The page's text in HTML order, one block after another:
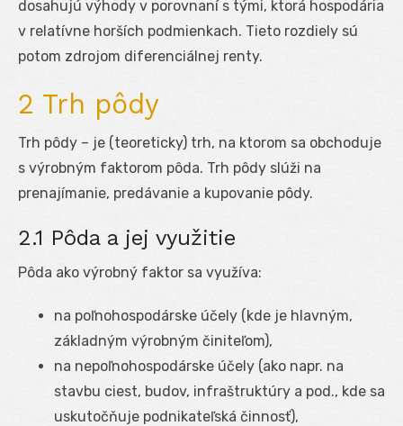
dosahujú výhody v porovnaní s tými, ktorá hospodária
v relatívne horších podmienkach. Tieto rozdiely sú
potom zdrojom diferenciálnej renty.
2 Trh pôdy
Trh pôdy – je (teoreticky) trh, na ktorom sa obchoduje
s výrobným faktorom pôda. Trh pôdy slúži na
prenajímanie, predávanie a kupovanie pôdy.
2.1 Pôda a jej využitie
Pôda ako výrobný faktor sa využíva:
na poľnohospodárske účely (kde je hlavným,
základným výrobným činiteľom),
na nepoľnohospodárske účely (ako napr. na
stavbu ciest, budov, infraštruktúry a pod., kde sa
uskutočňuje podnikateľská činnosť),